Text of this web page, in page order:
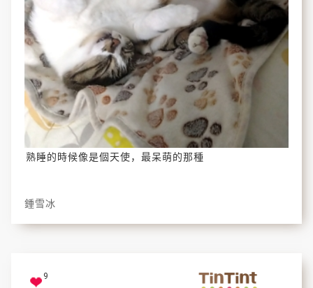
熟睡的時候像是個天使，最呆萌的那種
鍾雪冰
9